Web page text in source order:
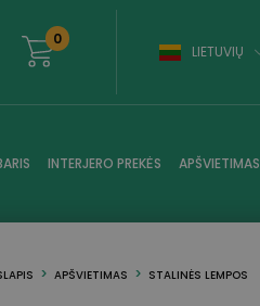
0
LIETUVIŲ
INTERJERO PREKĖS APŠVIETIMAS
APŠVIETIMAS STALINĖS LEMPOS